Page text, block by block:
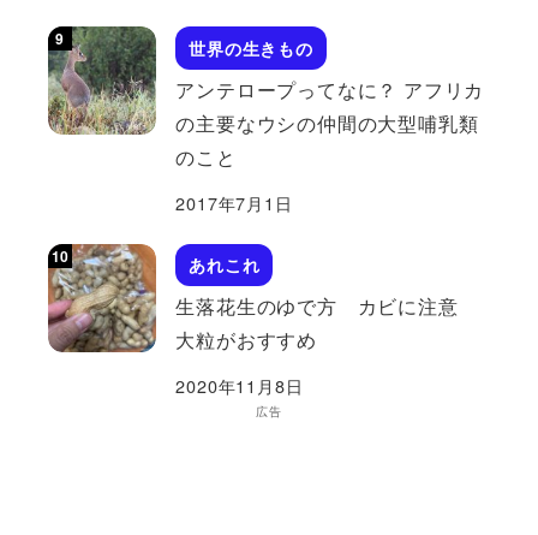
世界の生きもの
アンテロープってなに？ アフリカ
の主要なウシの仲間の大型哺乳類
のこと
2017年7月1日
あれこれ
生落花生のゆで方 カビに注意
大粒がおすすめ
2020年11月8日
広告